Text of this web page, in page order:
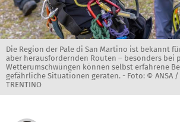
Die Region der Pale di San Martino ist bekannt
aber herausfordernden Routen – besonders bei
Wetterumschwüngen können selbst erfahrene
gefährliche Situationen geraten. - Foto: © ANSA /
TRENTINO